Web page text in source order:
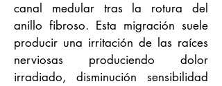
canal medular tras la rotura del
anillo fibroso. Esta migración suele
producir una irritación de las raíces
nerviosas produciendo dolor
irradiado, disminución sensibilidad